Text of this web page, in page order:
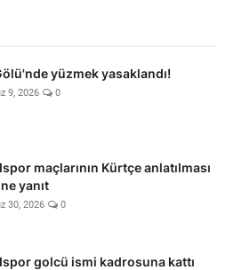
yüzmek yasaklandı!
9, 2026 0
maçlarının Kürtçe anlatılması
yanıt
30, 2026 0
golcü ismi kadrosuna kattı